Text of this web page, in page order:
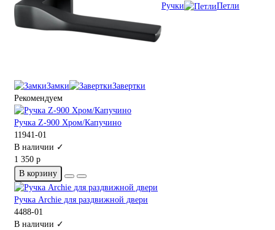
Ручки Петли
Замки
Завертки
Рекомендуем
Ручка Z-900 Хром/Капучино
11941-01
В наличии ✓
1 350 р
В корзину
Ручка Archie для раздвижной двери
4488-01
В наличии ✓